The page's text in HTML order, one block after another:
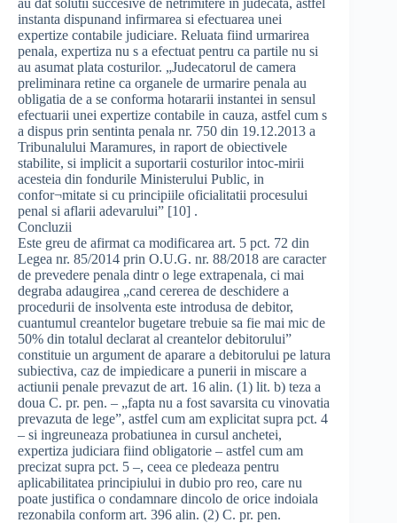
instanta dispunand infirmarea si efectuarea unei
expertize contabile judiciare. Reluata fiind urmarirea
penala, expertiza nu s a efectuat pentru ca partile nu si
au asumat plata costurilor. „Judecatorul de camera
preliminara retine ca organele de urmarire penala au
obligatia de a se conforma hotararii instantei in sensul
efectuarii unei expertize contabile in cauza, astfel cum s
a dispus prin sentinta penala nr. 750 din 19.12.2013 a
Tribunalului Maramures, in raport de obiectivele
stabilite, si implicit a suportarii costurilor intoc-mirii
acesteia din fondurile Ministerului Public, in
confor¬mitate si cu principiile oficialitatii procesului
penal si aflarii adevarului” [10] .
Concluzii
Este greu de afirmat ca modificarea art. 5 pct. 72 din
Legea nr. 85/2014 prin O.U.G. nr. 88/2018 are caracter
de prevedere penala dintr o lege extrapenala, ci mai
degraba adaugirea „cand cererea de deschidere a
procedurii de insolventa este introdusa de debitor,
cuantumul creantelor bugetare trebuie sa fie mai mic de
50% din totalul declarat al creantelor debitorului”
constituie un argument de aparare a debitorului pe latura
subiectiva, caz de impiedicare a punerii in miscare a
actiunii penale prevazut de art. 16 alin. (1) lit. b) teza a
doua C. pr. pen. – „fapta nu a fost savarsita cu vinovatia
prevazuta de lege”, astfel cum am explicitat supra pct. 4
– si ingreuneaza probatiunea in cursul anchetei,
expertiza judiciara fiind obligatorie – astfel cum am
precizat supra pct. 5 –, ceea ce pledeaza pentru
aplicabilitatea principiului in dubio pro reo, care nu
poate justifica o condamnare dincolo de orice indoiala
rezonabila conform art. 396 alin. (2) C. pr. pen.